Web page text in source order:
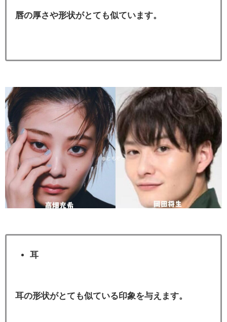
唇の厚さや形状がとても似ています。
耳
耳の形状がとても似ている印象を与えます。